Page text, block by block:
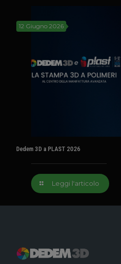
12 Giugno 2026
Dedem 3D a PLAST 2026
Leggi l'articolo